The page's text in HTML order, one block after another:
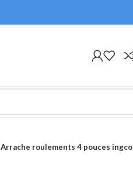
Arrache roulements 4 pouces ingco